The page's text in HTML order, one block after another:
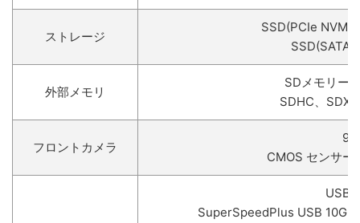
ストレージ
SSD(PCIe
SSD(SATA)
外部メモリ
SDメモリー
SDHC、
フロントカメラ
92
CMOS センサー
USB
SuperSpeedPlus USB